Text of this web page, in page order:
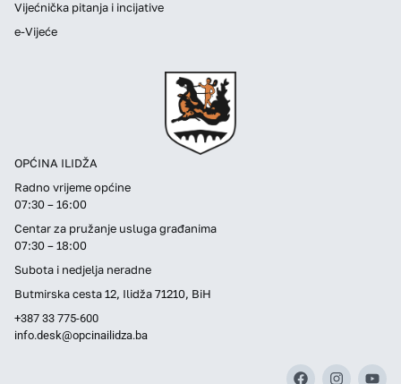
OPĆINA ILIDŽA
Radno vrijeme općine
07:30 – 16:00
Centar za pružanje usluga građanima
07:30 – 18:00
Subota i nedjelja neradne
Butmirska cesta 12, Ilidža 71210, BiH
+387 33 775-600
info.desk@opcinailidza.ba
Vijećnička pitanja i incijative
e-Vijeće